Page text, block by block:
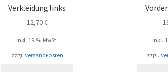
Verkleidung links
12,70€
inkl. 19 % MwSt.
zzgl. Versandkosten
inkl.
zzgl.